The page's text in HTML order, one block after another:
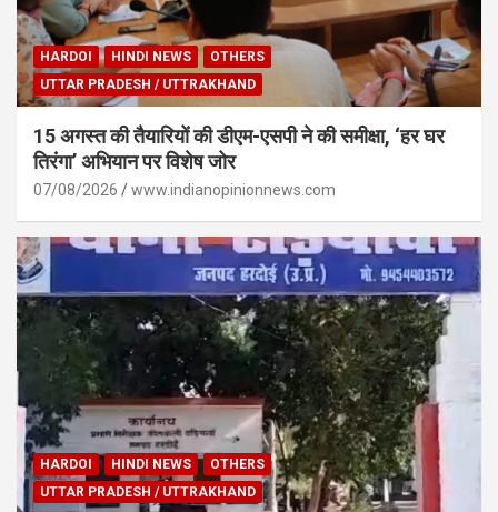
HARDOI HINDI NEWS
OTHERS
UTTAR PRADESH / UTTRAKHAND
15 अगस्त की तैयारियों की डीएम-एसपी ने की समीक्षा, ‘हर घर
तिरंगा’ अभियान पर विशेष जोर
07/08/2026 www.indianopinionnews.com
HARDOI HINDI NEWS
OTHERS
UTTAR PRADESH / UTTRAKHAND